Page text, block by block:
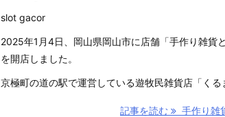
slot gacor
2025年1月4日、岡山県岡山市に店舗「手作り雑貨
を開店しました。
京極町の道の駅で運営している遊牧民雑貨店「く
記事を読む 手作り雑